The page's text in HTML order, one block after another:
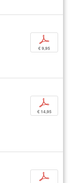
p
€ 9,95
p
€ 14,95
p